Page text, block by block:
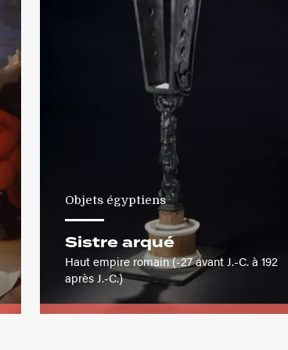
Objets égyptiens
Sistre arqué
Haut empire romain (-27 avant J.-C. à 192
après J.-C.)